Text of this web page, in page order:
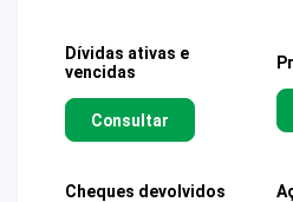
Dívidas ativas e
vencidas
Consultar
Cheques devolvidos